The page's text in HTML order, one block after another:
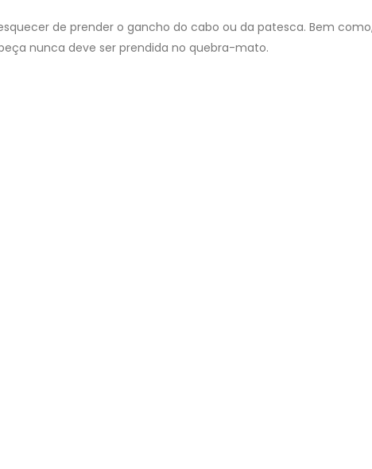
de prender o gancho do cabo ou da patesca. Bem
nunca deve ser prendida no quebra-mato.